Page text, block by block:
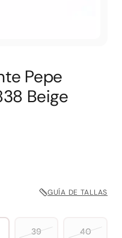
Pepe
Beige
GUÍA DE TALLAS
39 40